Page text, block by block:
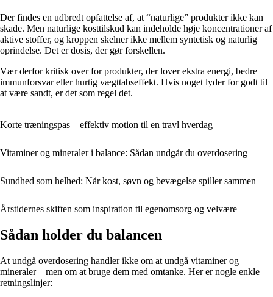
Der findes en udbredt opfattelse af, at “naturlige” produkter ikke kan
skade. Men naturlige kosttilskud kan indeholde høje koncentrationer af
aktive stoffer, og kroppen skelner ikke mellem syntetisk og naturlig
oprindelse. Det er dosis, der gør forskellen.
Vær derfor kritisk over for produkter, der lover ekstra energi, bedre
immunforsvar eller hurtig vægttabseffekt. Hvis noget lyder for godt til
at være sandt, er det som regel det.
Korte træningspas – effektiv motion til en travl hverdag
Vitaminer og mineraler i balance: Sådan undgår du overdosering
Sundhed som helhed: Når kost, søvn og bevægelse spiller sammen
Årstidernes skiften som inspiration til egenomsorg og velvære
Sådan holder du balancen
At undgå overdosering handler ikke om at undgå vitaminer og
mineraler – men om at bruge dem med omtanke. Her er nogle enkle
retningslinjer: